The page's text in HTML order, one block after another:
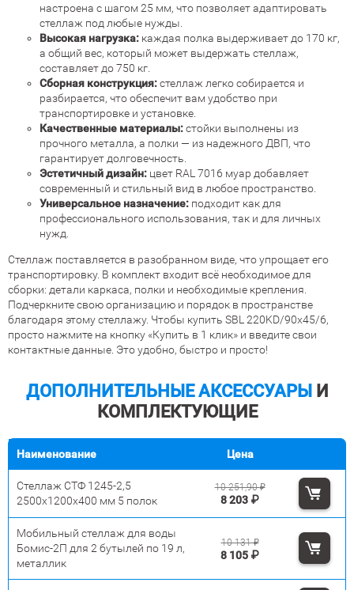
настроена с шагом 25 мм, что позволяет адаптировать
стеллаж под любые нужды.
Высокая нагрузка: каждая полка выдерживает до 170 кг,
а общий вес, который может выдержать стеллаж,
составляет до 750 кг.
Сборная конструкция:стеллаж легко собирается и
разбирается, что обеспечит вам удобство при
транспортировке и установке.
Качественные материалы:стойки выполнены из
прочного металла, а полки — из надежного ДВП, что
гарантирует долговечность.
Эстетичный дизайн: цвет RAL 7016 муар добавляет
современный и стильный вид в любое пространство.
Универсальное назначение: подходит как для
профессионального использования, так и для личных
нужд.
Стеллаж поставляется в разобранном виде, что упрощает его
транспортировку. В комплект входит всё необходимое для
сборки: детали каркаса, полки и необходимые крепления.
Подчеркните свою организацию и порядок в пространстве
благодаря этому стеллажу. Чтобы купить SBL 220KD/90x45/6,
просто нажмите на кнопку «Купить в 1 клик» и введите свои
контактные данные. Это удобно, быстро и просто!
ДОПОЛНИТЕЛЬНЫЕ АКСЕССУАРЫ И
КОМПЛЕКТУЮЩИЕ
Наименование Цена
Стеллаж СТФ 1245-2,5
2500х1200х400 мм 5 полок
8 203 ₽
10 251,90₽
Мобильный стеллаж для воды
Бомис-2П для 2 бутылей по 19 л,
металлик
8 105 ₽
10 131₽